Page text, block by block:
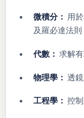
微積分： 用
及羅必達法則
代數： 求解
物理學： 透
工程學： 控